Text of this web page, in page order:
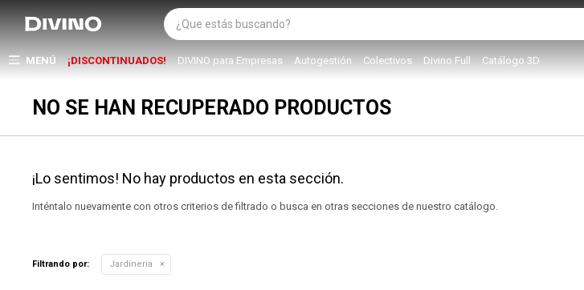
MENÚ ¡DISCONTINUADOS! DIVINO para Empresas Autogestión Colectivos Divino Full Catálogo 3D
NO SE HAN RECUPERADO PRODUCTOS
¡Lo sentimos! No hay productos en esta sección.
Inténtalo nuevamente con otros criterios de filtrado o busca en otras secciones de nuestro catálogo.
Filtrando por: Jardineria